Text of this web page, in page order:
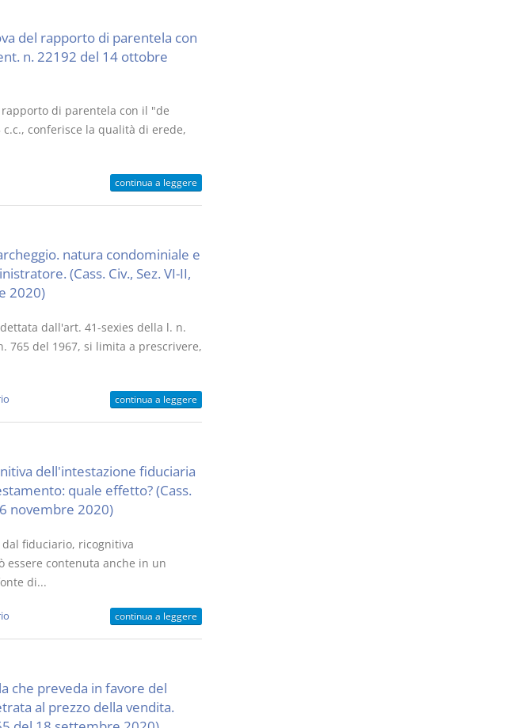
del rapporto di parentela con
n. 22192 del 14 ottobre
di parentela con il "de
conferisce la qualità di erede,
continua a leggere
natura condominiale e
(Cass. Civ., Sez. VI-II,
2020)
dall'art. 41-sexies della l. n.
765 del 1967, si limita a prescrivere,
continua a leggere
dell'intestazione fiduciaria
quale effetto? (Cass.
novembre 2020)
fiduciario, ricognitiva
contenuta anche in un
di...
continua a leggere
che preveda in favore del
al prezzo della vendita.